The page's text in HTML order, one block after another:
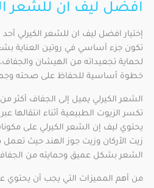
افضل ليف ان للشعر
إختيار افضل ليف ان للشعر الكيرلي
تكون جزء أساسي في روتين العناية
لحماية تجعيداته من الهيشان
خطوة أساسية للحفاظ على صحته
الشعر الكيرلي يميل إلى الجفاف أكثر
تكسر الزيوت الطبيعية أثناء انتقالها
يحتوي ليف إن الشعر الكيرلي على
زيت الأركان وزيت جوز الهند حيث
الشعر بشكل عميق وحمايته من
من أهم المميزات التي يجب أن يحتوي